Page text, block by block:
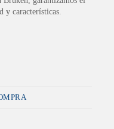
y características.